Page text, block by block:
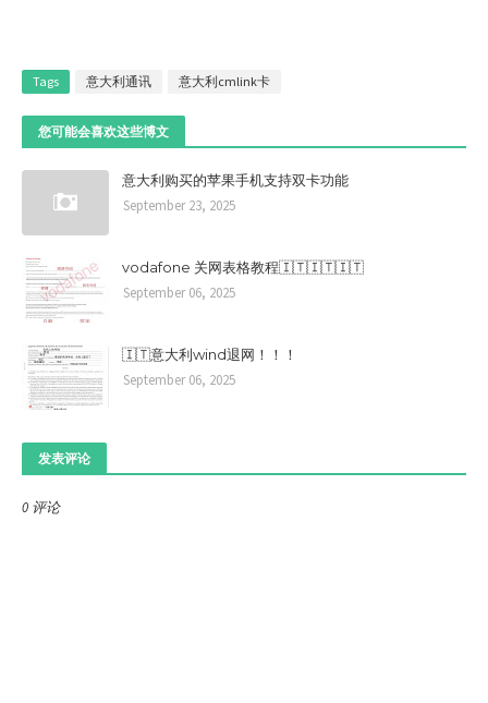
Tags 意大利通讯 意大利cmlink卡
您可能会喜欢这些博文
意大利购买的苹果手机支持双卡功能
September 23, 2025
vodafone 关网表格教程🇮🇹🇮🇹🇮🇹
September 06, 2025
🇮🇹意大利wind退网！！！
September 06, 2025
发表评论
0 评论